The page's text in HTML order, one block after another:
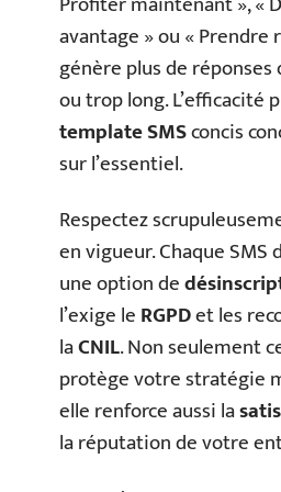
avantage » ou « Prendre
génère plus de réponses
ou trop long. L’efficacité
template SMSconcis
sur l’essentiel.
Respectez
en vigueur. Chaque
une option de
l’exige leRGPDet les
laCNIL. Non seulement
protège votre stratégie
elle renforce aussi la
la réputation de votre